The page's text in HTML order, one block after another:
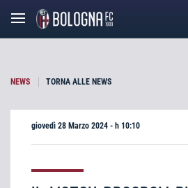
NEWS TORNA ALLE NEWS
giovedì 28 Marzo 2024 - h 10:10